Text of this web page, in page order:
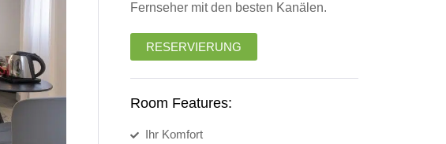
Fernseher mit den besten Kanälen.
RESERVIERUNG
Room Features:
Ihr Komfort